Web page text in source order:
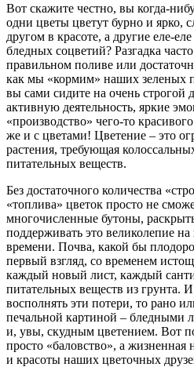
Вот скажите честно, вы когда-
одни цветы цветут бурно и ярко,
другом в красоте, а другие еле-
бледных соцветий? Разгадка
правильном поливе или
как мы «кормим» наших зеленых
вы сами сидите на очень строгой
активную деятельность, яркие
«производство» чего-то
же и с цветами! Цветение – это
растения, требующая
питательных веществ.
Без достаточного количества
«топлива» цветок просто не
многочисленные бутоны,
поддерживать это великолепие
времени. Почва, какой бы
первый взгляд, со временем
каждый новый лист, каждый
питательных веществ из грунта.
восполнять эти потери, то рано
печальной картиной – бледными
и, увы, скудным цветением. Вот
просто «баловство», а жизненная
и красоты наших цветочных